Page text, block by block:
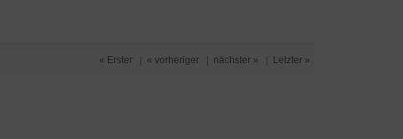
« Erster | « vorheriger | nächster » | Letzter »